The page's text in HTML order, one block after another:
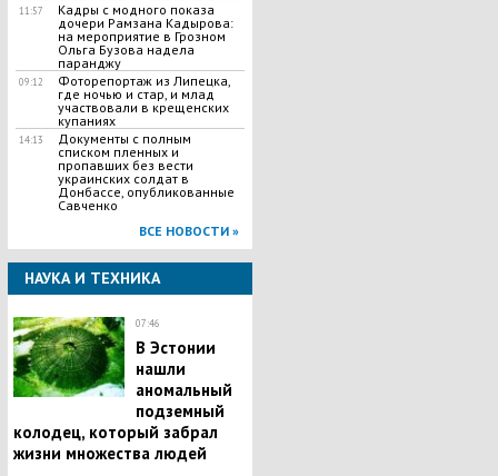
11:57
Кадры с модного показа
дочери Рамзана Кадырова:
на мероприятие в Грозном
Ольга Бузова надела
паранджу
09:12
Фоторепортаж из Липецка,
где ночью и стар, и млад
участвовали в крещенских
купаниях
14:13
Документы с полным
списком пленных и
пропавших без вести
украинских солдат в
Донбассе, опубликованные
Савченко
ВСЕ НОВОСТИ »
НАУКА И ТЕХНИКА
07:46
В Эстонии
нашли
аномальный
подземный
колодец, который забрал
жизни множества людей